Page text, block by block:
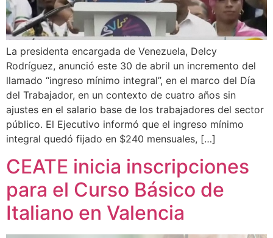
La presidenta encargada de Venezuela, Delcy
Rodríguez, anunció este 30 de abril un incremento del
llamado “ingreso mínimo integral”, en el marco del Día
del Trabajador, en un contexto de cuatro años sin
ajustes en el salario base de los trabajadores del sector
público. El Ejecutivo informó que el ingreso mínimo
integral quedó fijado en $240 mensuales, […]
CEATE inicia inscripciones
para el Curso Básico de
Italiano en Valencia